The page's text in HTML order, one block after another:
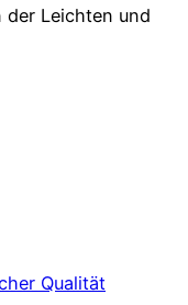
Leichten und
Qualität